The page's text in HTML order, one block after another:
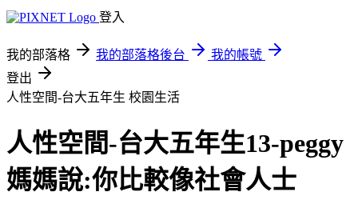
登入
我的部落格 我的部落格後台
我的帳號
登出
人性空間-台大五年生 校園生活
人性空間-台大五年生13-peggy
媽媽說:你比較像社會人士